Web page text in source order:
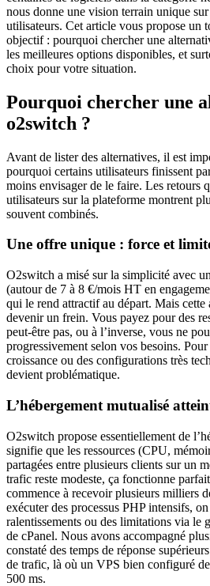
nous donne une vision terrain unique sur
utilisateurs. Cet article vous propose un
objectif : pourquoi chercher une
les meilleures options disponibles, et
choix pour votre situation.
Pourquoi chercher une
o2switch ?
Avant de lister des alternatives, il est
pourquoi certains utilisateurs finissent
moins envisager de le faire. Les retours
utilisateurs sur la plateforme montrent
souvent combinés.
Une offre unique : force et
O2switch a misé sur la simplicité avec
(autour de 7 à 8 €/mois HT en
qui le rend attractif au départ. Mais
devenir un frein. Vous payez pour des
peut-être pas, ou à l’inverse, vous ne
progressivement selon vos besoins.
croissance ou des configurations très
devient problématique.
L’hébergement mutualisé
O2switch propose essentiellement de
signifie que les ressources (CPU,
partagées entre plusieurs clients sur un
trafic reste modeste, ça fonctionne
commence à recevoir plusieurs milliers
exécuter des processus PHP intensifs,
ralentissements ou des limitations via le
de cPanel. Nous avons accompagné
constaté des temps de réponse
de trafic, là où un VPS bien configuré
500 ms.